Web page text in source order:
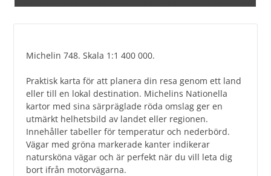
Michelin 748. Skala 1:1 400 000.
Praktisk karta för att planera din resa genom ett land
eller till en lokal destination. Michelins Nationella
kartor med sina särpräglade röda omslag ger en
utmärkt helhetsbild av landet eller regionen.
Innehåller tabeller för temperatur och nederbörd.
Vägar med gröna markerade kanter indikerar
natursköna vägar och är perfekt när du vill leta dig
bort ifrån motorvägarna.